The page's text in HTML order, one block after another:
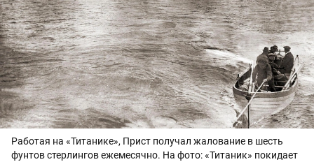
Работая на «Титанике», Прист получал жалование в шесть
фунтов стерлингов ежемесячно. На фото: «Титаник» покидает